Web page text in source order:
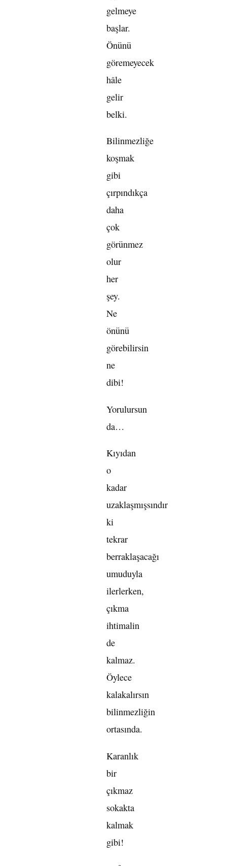
gelmeye
başlar.
Önünü
göremeyecek
hâle
gelir
belki.
Bilinmezliğe
koşmak
gibi
çırpındıkça
daha
çok
görünmez
olur
her
şey.
Ne
önünü
görebilirsin
ne
dibi!
Yorulursun
da…
Kıyıdan
o
kadar
uzaklaşmışsındır
ki
tekrar
berraklaşacağı
umuduyla
ilerlerken,
çıkma
ihtimalin
de
kalmaz.
Öylece
kalakalırsın
bilinmezliğin
ortasında.
Karanlık
bir
çıkmaz
sokakta
kalmak
gibi!